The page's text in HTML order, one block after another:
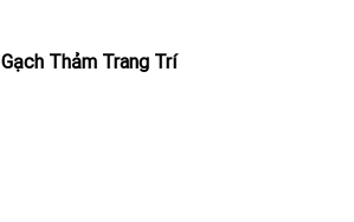
Gạch Thảm Trang Trí